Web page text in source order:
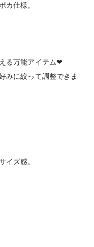
カ仕様。
る万能アイテム❤︎
みに絞って調整できま
イズ感。